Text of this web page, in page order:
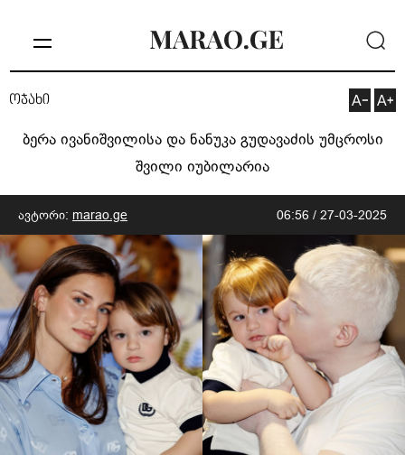
ოჯახი
ბერა ივანიშვილისა და ნანუკა გუდავაძის უმცროსი
შვილი იუბილარია
ავტორი: marao.ge 06:56 / 27-03-2025